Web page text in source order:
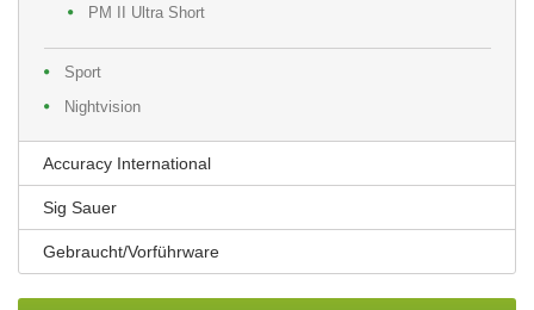
PM II Ultra Short
Sport
Nightvision
Accuracy International
Sig Sauer
Gebraucht/Vorführware